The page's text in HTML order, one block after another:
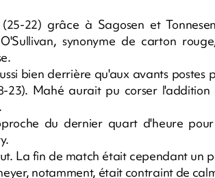
22) grâce à Sagosen et
synonyme de carton
bien derrière qu'aux avants postes
23). Mahé aurait pu corser l'addition
du dernier quart d'heure pour
La fin de match était cependant un
notamment, était contraint de